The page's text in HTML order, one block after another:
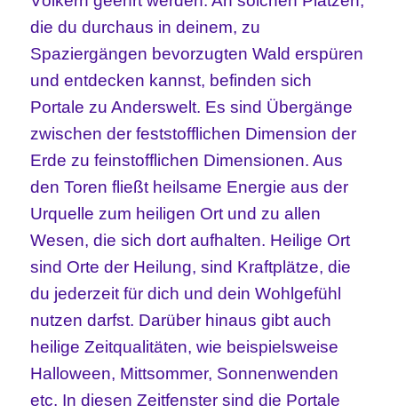
die du durchaus in deinem, zu
Spaziergängen bevorzugten Wald erspüren
und entdecken kannst, befinden sich
Portale zu Anderswelt. Es sind Übergänge
zwischen der feststofflichen Dimension der
Erde zu feinstofflichen Dimensionen. Aus
den Toren fließt heilsame Energie aus der
Urquelle zum heiligen Ort und zu allen
Wesen, die sich dort aufhalten. Heilige Ort
sind Orte der Heilung, sind Kraftplätze, die
du jederzeit für dich und dein Wohlgefühl
nutzen darfst. Darüber hinaus gibt auch
heilige Zeitqualitäten, wie beispielsweise
Halloween, Mittsommer, Sonnenwenden
etc. In diesen Zeitfenster sind die Portale